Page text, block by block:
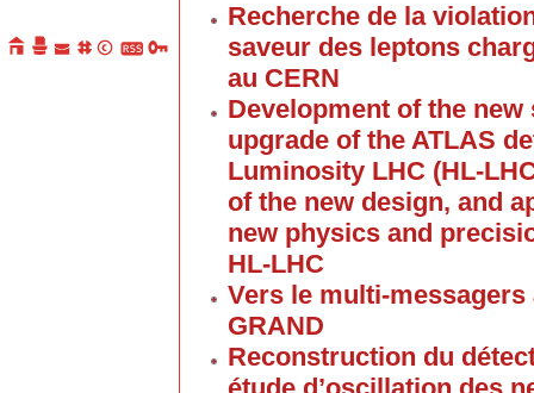
Recherche de la
saveur des leptons
au CERN
Development of the
upgrade of the ATLAS
Luminosity LHC (HL-
of the new design, and
new physics and
HL-LHC
Vers le multi-
GRAND
Reconstruction du